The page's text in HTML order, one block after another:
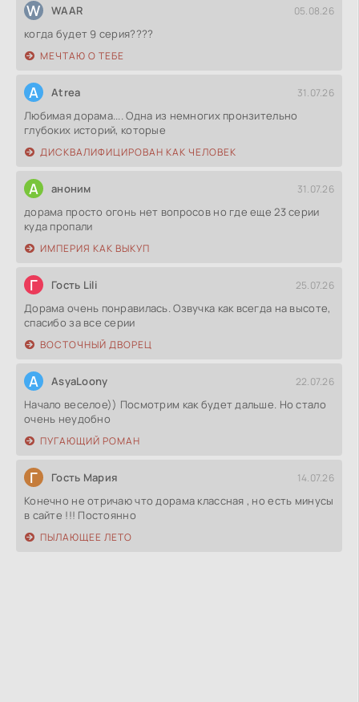
W WAAR 05.08.26
когда будет 9 серия????
МЕЧТАЮ О ТЕБЕ
A Atrea 31.07.26
Любимая дорама.... Одна из немногих пронзительно
глубоких историй, которые
ДИСКВАЛИФИЦИРОВАН КАК ЧЕЛОВЕК
А аноним 31.07.26
дорама просто огонь нет вопросов но где еще 23 серии
куда пропали
ИМПЕРИЯ КАК ВЫКУП
Г Гость Lili 25.07.26
Дорама очень понравилась. Озвучка как всегда на высоте,
спасибо за все серии
ВОСТОЧНЫЙ ДВОРЕЦ
A AsyaLoony 22.07.26
Начало веселое)) Посмотрим как будет дальше. Но стало
очень неудобно
ПУГАЮЩИЙ РОМАН
Г Гость Мария 14.07.26
Конечно не отричаю что дорама классная , но есть минусы
в сайте !!! Постоянно
ПЫЛАЮЩЕЕ ЛЕТО